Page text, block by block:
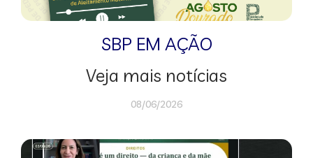
SBP EM AÇÃO
Veja mais notícias
08/06/2026